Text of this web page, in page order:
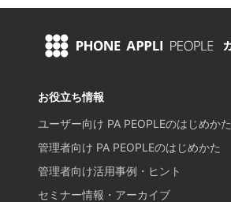
お役立ち情報
ユーザー向け PA PEOPLEのはじめかた
管理者向け PA PEOPLEのはじめかた
管理者向け活用事例・ヒント
セミナー情報・アーカイブ